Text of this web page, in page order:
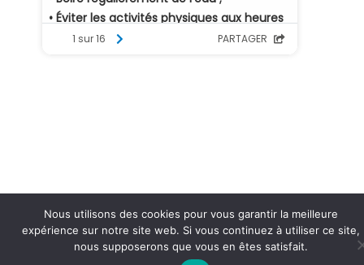
Nous utilisons des cookies pour vous garantir la meilleure
expérience sur notre site web. Si vous continuez à utiliser ce site,
nous supposerons que vous en êtes satisfait.